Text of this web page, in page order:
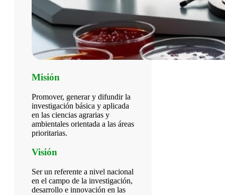
Misión
Promover, generar y difundir la
investigación básica y aplicada
en las ciencias agrarias y
ambientales orientada a las áreas
prioritarias.
Visión
Ser un referente a nivel nacional
en el campo de la investigación,
desarrollo e innovación en las